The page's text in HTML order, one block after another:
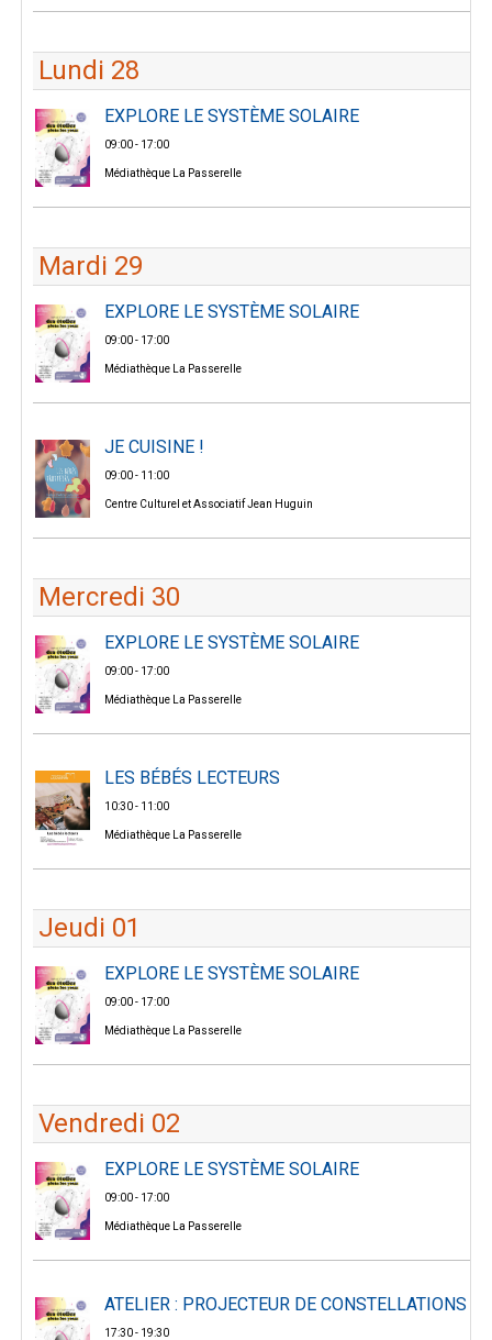
Lundi 28
EXPLORE LE SYSTÈME SOLAIRE
09:00 - 17:00
Médiathèque La Passerelle
Mardi 29
EXPLORE LE SYSTÈME SOLAIRE
09:00 - 17:00
Médiathèque La Passerelle
JE CUISINE !
09:00 - 11:00
Centre Culturel et Associatif Jean Huguin
Mercredi 30
EXPLORE LE SYSTÈME SOLAIRE
09:00 - 17:00
Médiathèque La Passerelle
LES BÉBÉS LECTEURS
10:30 - 11:00
Médiathèque La Passerelle
Jeudi 01
EXPLORE LE SYSTÈME SOLAIRE
09:00 - 17:00
Médiathèque La Passerelle
Vendredi 02
EXPLORE LE SYSTÈME SOLAIRE
09:00 - 17:00
Médiathèque La Passerelle
ATELIER : PROJECTEUR DE CONSTELLATIONS
17:30 - 19:30